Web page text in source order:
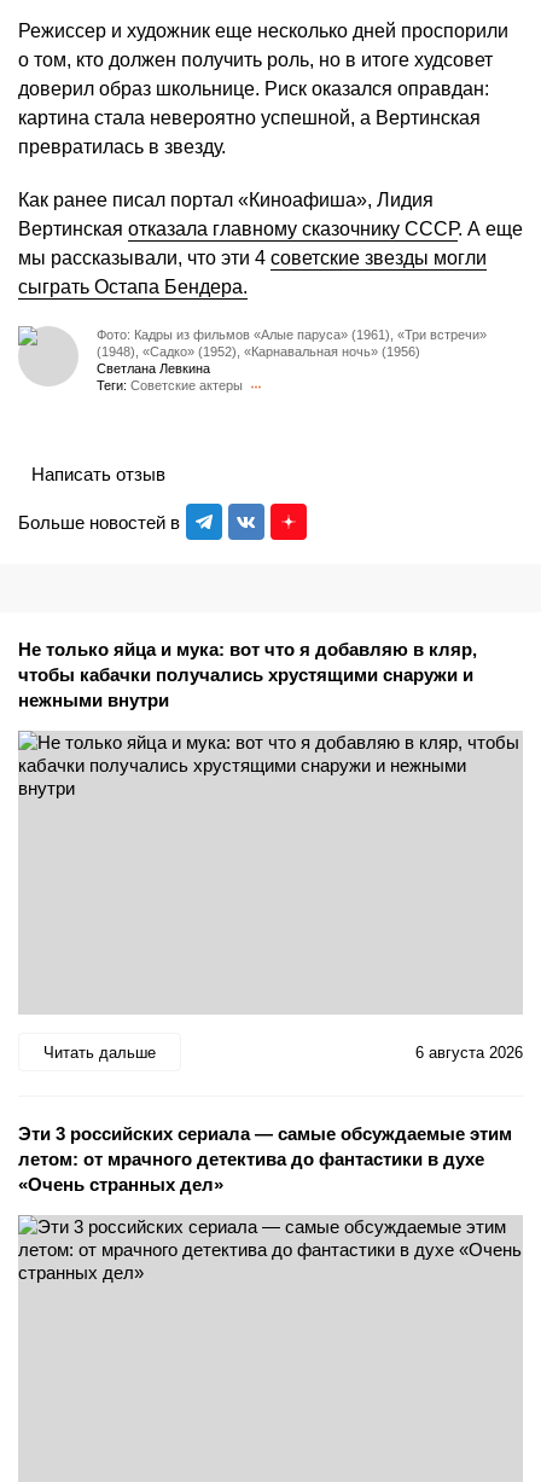
Режиссер и художник еще несколько дней проспорили
о том, кто должен получить роль, но в итоге худсовет
доверил образ школьнице. Риск оказался оправдан:
картина стала невероятно успешной, а Вертинская
превратилась в звезду.
Как ранее писал портал «Киноафиша», Лидия
Вертинская отказала главному сказочнику СССР. А еще
мы рассказывали, что эти 4 советские звезды могли
сыграть Остапа Бендера.
Фото: Кадры из фильмов «Алые паруса» (1961), «Три встречи»
(1948), «Садко» (1952), «Карнавальная ночь» (1956)
Светлана Левкина
Теги: Советские актеры
Больше новостей в
Написать отзыв
Не только яйца и мука: вот что я добавляю в кляр,
чтобы кабачки получались хрустящими снаружи и
нежными внутри
Читать дальше 6 августа 2026
Эти 3 российских сериала — самые обсуждаемые этим
летом: от мрачного детектива до фантастики в духе
«Очень странных дел»